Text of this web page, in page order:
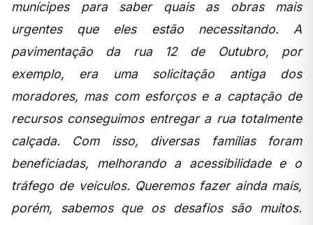
munícipes para saber quais as obras mais
urgentes que eles estão necessitando. A
pavimentação da rua 12 de Outubro, por
exemplo, era uma solicitação antiga dos
moradores, mas com esforços e a captação de
recursos conseguimos entregar a rua totalmente
calçada. Com isso, diversas famílias foram
beneficiadas, melhorando a acessibilidade e o
tráfego de veículos. Queremos fazer ainda mais,
porém, sabemos que os desafios são muitos.